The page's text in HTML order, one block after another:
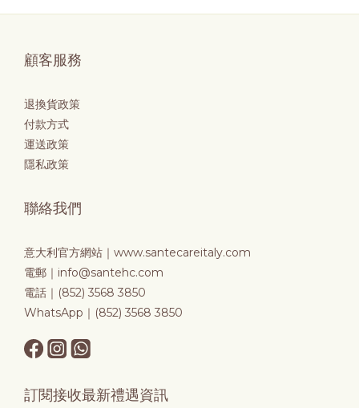
顧客服務
退換貨政策
付款方式
運送政策
隱私政策
聯絡我們
意大利官方網站｜ www.santecareitaly.com
電郵｜info@santehc.com
電話｜(852) 3568 3850
WhatsApp｜(852) 3568 3850
訂閱接收最新禮遇資訊